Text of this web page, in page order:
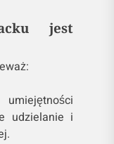
jest
udzielanie i